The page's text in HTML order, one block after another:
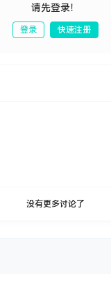
请先登录！
登录 快速注册
没有更多讨论了